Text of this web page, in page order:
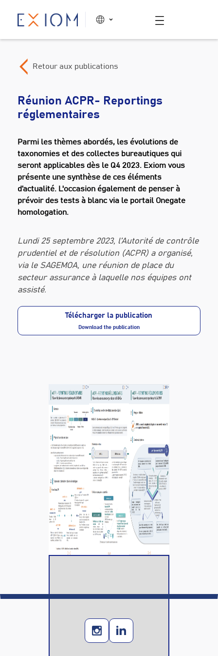
Retour aux publications
Réunion ACPR- Reportings
réglementaires
Parmi les thèmes abordés, les évolutions de
taxonomies et des collectes bureautiques qui
seront applicables dès le Q4 2023. Exiom vous
présente une synthèse de ces éléments
d’actualité. L'occasion également de penser à
prévoir des tests à blanc via le portail Onegate
homologation.
Lundi 25 septembre 2023, l’Autorité de contrôle
prudentiel et de résolution (ACPR) a organisé,
via le SAGEMOA, une réunion de place du
secteur assurance à laquelle nos équipes ont
assisté.
Télécharger la publication
Download the publication